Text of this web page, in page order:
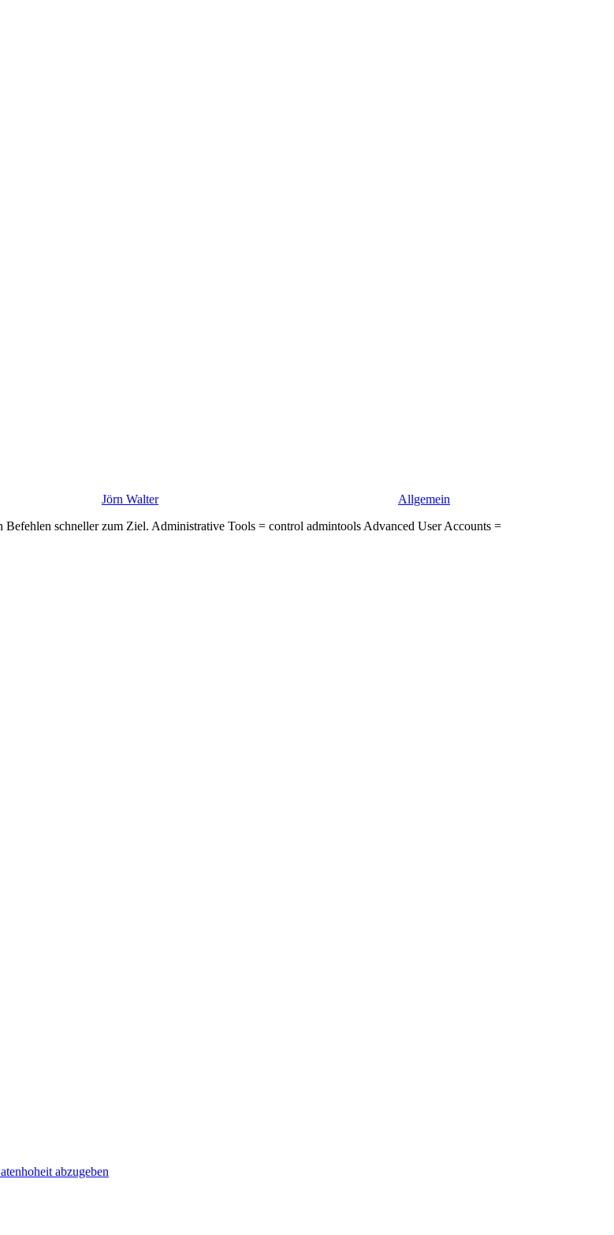
Jörn Walter
Allgemein
schneller zum Ziel. Administrative Tools = control admintools Advanced User Accounts =
abzugeben